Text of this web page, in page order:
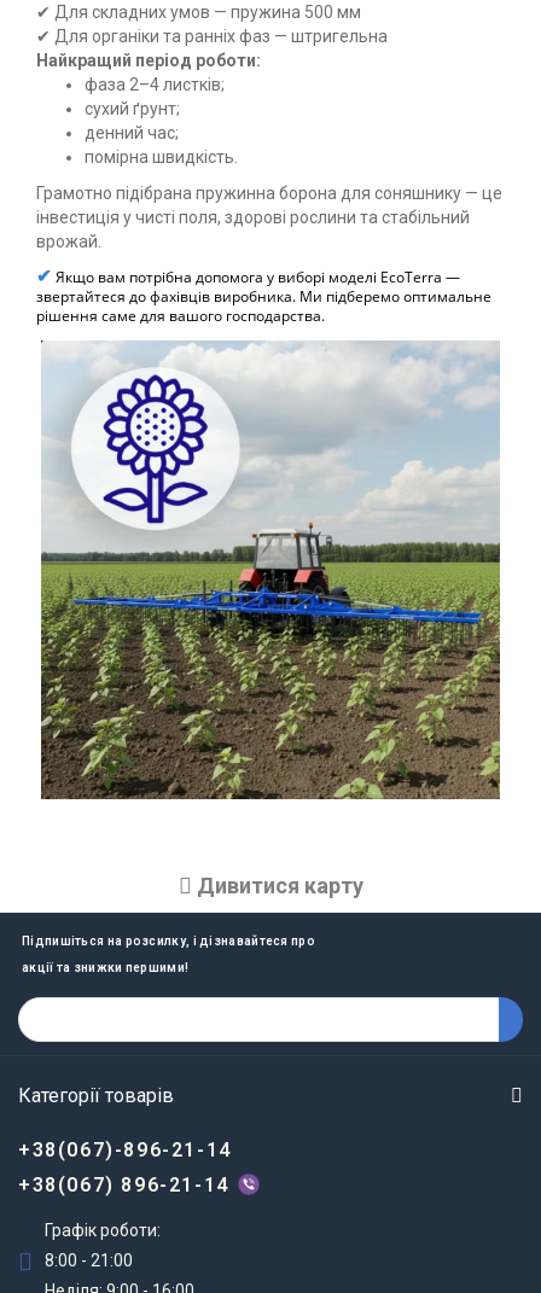
✔ Для складних умов — пружина 500 мм
✔ Для органіки та ранніх фаз — штригельна
Найкращий період роботи:
фаза 2–4 листків;
сухий ґрунт;
денний час;
помірна швидкість.
Грамотно підібрана пружинна борона для соняшнику — це
інвестиція у чисті поля, здорові рослини та стабільний
врожай.
✔ Якщо вам потрібна допомога у виборі моделі EcoTerra —
звертайтеся до фахівців виробника. Ми підберемо оптимальне
рішення саме для вашого господарства.
Дивитися карту
Підпишіться на розсилку, і дізнавайтеся про
акції та знижки першими!
Категорії товарів
+38(067)-896-21-14
+38(067) 896-21-14
Графік роботи:
8:00 - 21:00